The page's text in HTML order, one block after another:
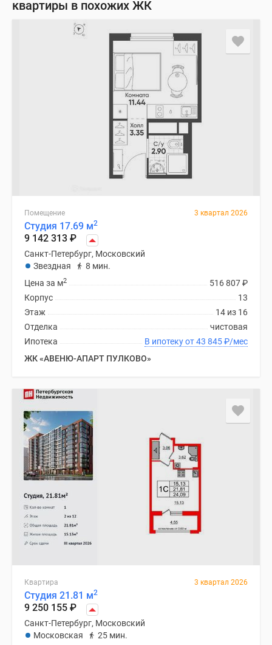
квартиры в похожих ЖК
Помещение 3 квартал 2026
Студия 17.69 м2
9 142 313 ₽
Санкт-Петербург, Московский
Звездная
8 мин.
516 807₽
Цена за м2
13
Корпус
14 из 16
Этаж
чистовая
Отделка
В ипотеку от 43 845₽/мес
Ипотека
ЖК «АВЕНЮ-АПАРТ ПУЛКОВО»
Квартира 3 квартал 2026
Студия 21.81 м2
9 250 155 ₽
Санкт-Петербург, Московский
Московская
25 мин.